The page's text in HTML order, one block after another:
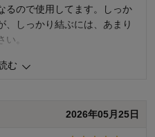
るので使用してます。しっか
、しっかり結ぶには、あまり
。
なりました
む
2026年05月25日